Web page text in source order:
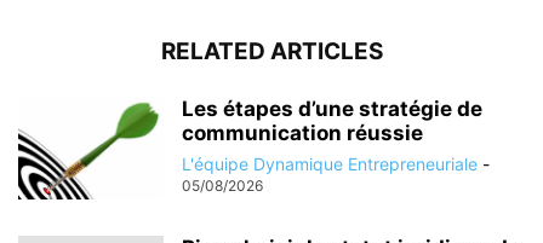
RELATED ARTICLES
Les étapes d’une stratégie de
communication réussie
L'équipe Dynamique Entrepreneuriale -
05/08/2026